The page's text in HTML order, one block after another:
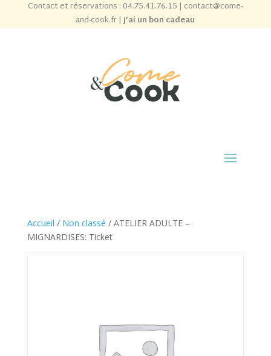
Contact et réservations : 04.75.41.76.15 | contact@come-
and-cook.fr|J’ai un bon cadeau
Accueil / Non classé / ATELIER ADULTE –
MIGNARDISES: Ticket